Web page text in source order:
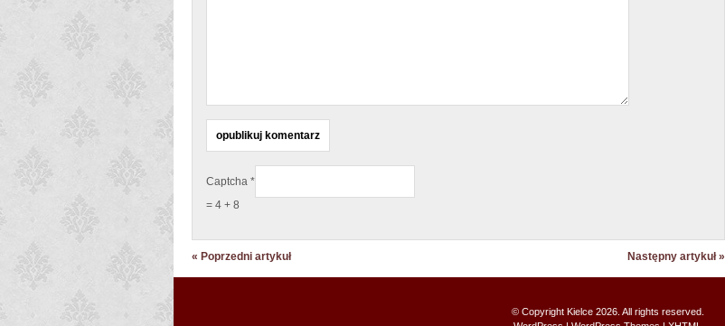
Captcha *
= 4 + 8
« Poprzedni artykuł Następny artykuł »
© Copyright Kielce2026. All rights reserved.